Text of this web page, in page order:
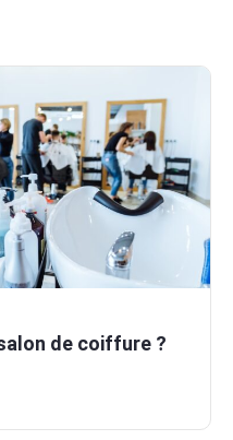
de coiffure ?